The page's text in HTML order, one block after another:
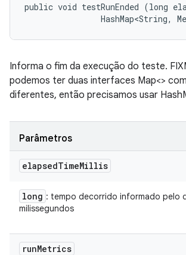
public void testRunEnded (long
HashMap<String,
Informa o fim da execução do teste.
podemos ter duas interfaces Map<>
diferentes, então precisamos usar
Parâmetros
elapsedTimeMillis
long : tempo decorrido informado pelo
milissegundos
runMetrics